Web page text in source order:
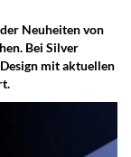
Neuheiten von
Bei Silver
mit aktuellen